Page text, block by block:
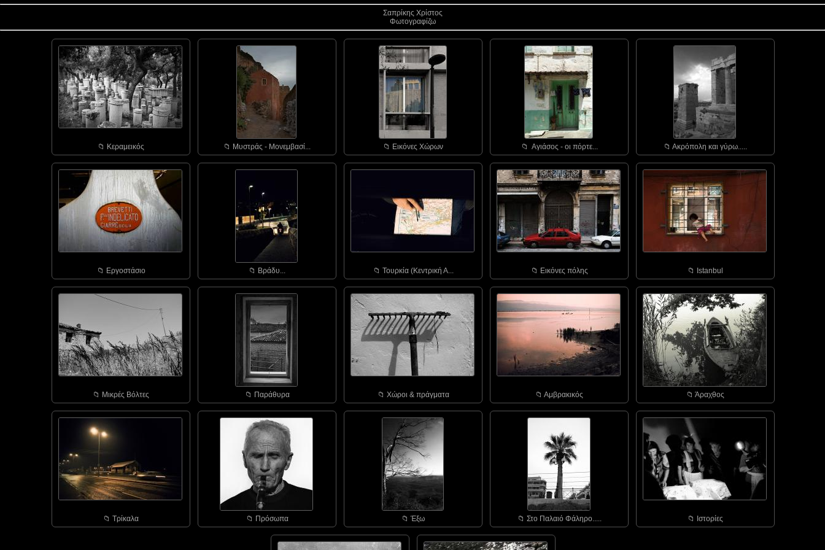
Σαπρίκης Χρίστος
Φωτογραφίζω
📁︎ Κεραμεικός 📁︎ Μυστράς - Μονεμβασί... 📁︎ Εικόνες Χώρων 📁︎ Αγιάσος - οι πόρτε... 📁︎ Ακρόπολη και γύρω.....
📁︎ Εργοστάσιο 📁︎ Bράδυ... 📁︎ Τουρκία (Κεντρική Α... 📁︎ Εικόνες πόλης 📁︎ Istanbul
📁︎ Μικρές Βόλτες 📁︎ Παράθυρα 📁︎ Χώροι & πράγματα 📁︎ Αμβρακικός 📁︎ Άραχθος
📁︎ Τρίκαλα 📁︎ Πρόσωπα 📁︎ Έξω 📁︎ Στο Παλαιό Φάληρο..... 📁︎ Ιστορίες